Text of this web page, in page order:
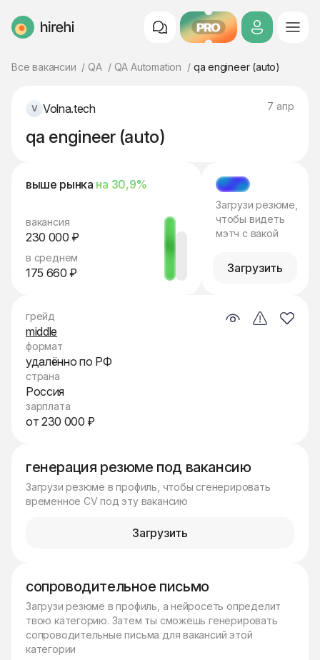
HireHi PRO
Все вакансии QA QA Automation qa engineer (auto)
Volna.tech 7 апр
qa engineer (auto)
выше рынка на 30,9%
вакансия
230 000 ₽
в среднем
175 660 ₽
МЭТЧ
Загрузи резюме,
чтобы видеть
мэтч с вакой
Загрузить
генерация резюме под вакансию
Загрузи резюме в профиль, чтобы сгенерировать
временное CV под эту вакансию
Загрузить
сопроводительное письмо
Загрузи резюме в профиль, а нейросеть определит
твою категорию. Затем ты сможешь генерировать
сопроводительные письма для вакансий этой
категории
грейд
middle
формат
удалённо по РФ
страна
Россия
зарплата
от 230 000 ₽